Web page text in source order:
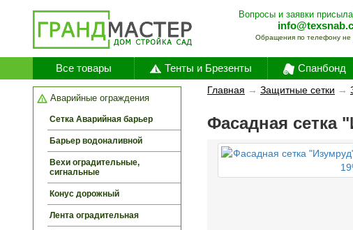
Вопросы и заявки
Обращения по телефону не
Все товары Тенты и Брезенты Спанбонд
Аварийные ограждения
Сетка Аварийная барьер
Барьер водоналивной
Вехи оградительные,
сигнальные
Конус дорожный
Лента оградительная
Главная → Защитные сетки →
Фасадная сетка